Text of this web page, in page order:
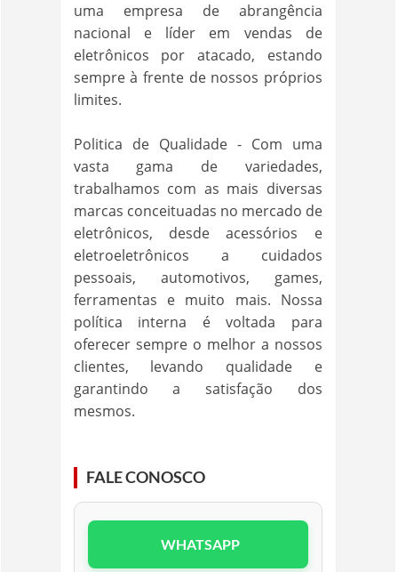
uma empresa de abrangência
nacional e líder em vendas de
eletrônicos por atacado, estando
sempre à frente de nossos próprios
limites.
Politica de Qualidade - Com uma
vasta gama de variedades,
trabalhamos com as mais diversas
marcas conceituadas no mercado de
eletrônicos, desde acessórios e
eletroeletrônicos a cuidados
pessoais, automotivos, games,
ferramentas e muito mais. Nossa
política interna é voltada para
oferecer sempre o melhor a nossos
clientes, levando qualidade e
garantindo a satisfação dos
mesmos.
FALE CONOSCO
WHATSAPP